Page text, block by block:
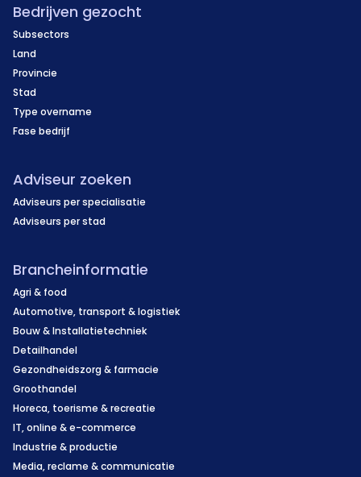
Bedrijven gezocht
Subsectors
Land
Provincie
Stad
Type overname
Fase bedrijf
Adviseur zoeken
Adviseurs per specialisatie
Adviseurs per stad
Brancheinformatie
Agri & food
Automotive, transport & logistiek
Bouw & Installatietechniek
Detailhandel
Gezondheidszorg & farmacie
Groothandel
Horeca, toerisme & recreatie
IT, online & e-commerce
Industrie & productie
Media, reclame & communicatie